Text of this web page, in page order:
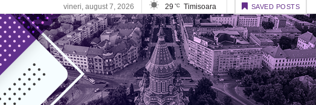
vineri, august 7, 2026 29 °C Timisoara SAVED POSTS